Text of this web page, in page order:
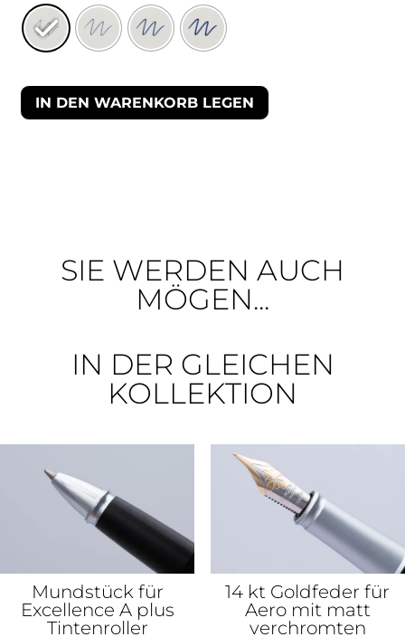
IN DEN WARENKORB LEGEN
SIE WERDEN AUCH
MÖGEN...
IN DER GLEICHEN
KOLLEKTION
Mundstück für
Excellence A plus
Tintenroller
14 kt Goldfeder für
Aero mit matt
verchromten